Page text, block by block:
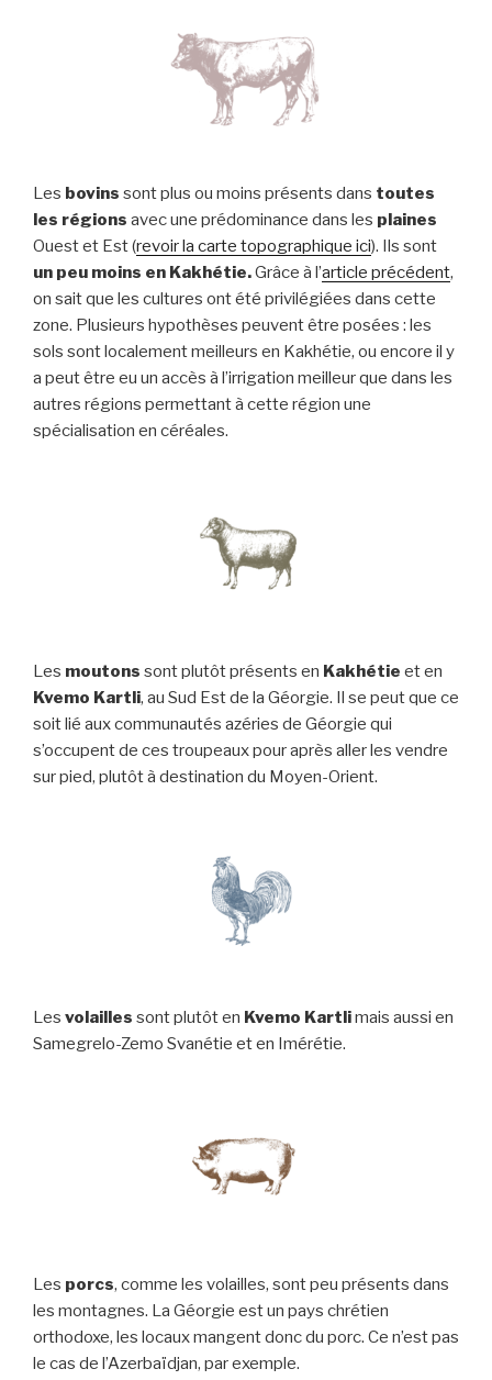
Les bovins sont plus ou moins présents dans toutes
les régions avec une prédominance dans les plaines
Ouest et Est (revoir la carte topographique ici). Ils sont
un peu moins en Kakhétie.Grâce à l’article précédent,
on sait que les cultures ont été privilégiées dans cette
zone. Plusieurs hypothèses peuvent être posées : les
sols sont localement meilleurs en Kakhétie, ou encore il y
a peut être eu un accès à l’irrigation meilleur que dans les
autres régions permettant à cette région une
spécialisation en céréales.
Les moutons sont plutôt présents en Kakhétie et en
Kvemo Kartli, au Sud Est de la Géorgie. Il se peut que ce
soit lié aux communautés azéries de Géorgie qui
s’occupent de ces troupeaux pour après aller les vendre
sur pied, plutôt à destination du Moyen-Orient.
Les volailles sont plutôt en Kvemo Kartlimais aussi en
Samegrelo-Zemo Svanétie et en Imérétie.
Les porcs, comme les volailles, sont peu présents dans
les montagnes. La Géorgie est un pays chrétien
orthodoxe, les locaux mangent donc du porc. Ce n’est pas
le cas de l’Azerbaïdjan, par exemple.